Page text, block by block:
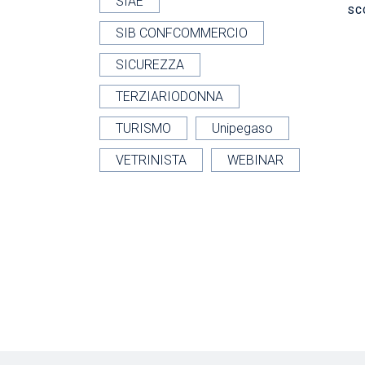
SIB CONFCOMMERCIO
SICUREZZA
TERZIARIODONNA
TURISMO Unipegaso
VETRINISTA WEBINAR